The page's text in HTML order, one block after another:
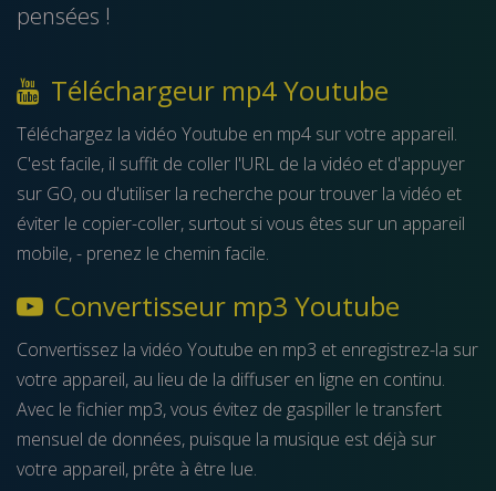
pensées !
Téléchargeur mp4 Youtube
Téléchargez la vidéo Youtube en mp4 sur votre appareil.
C'est facile, il suffit de coller l'URL de la vidéo et d'appuyer
sur GO, ou d'utiliser la recherche pour trouver la vidéo et
éviter le copier-coller, surtout si vous êtes sur un appareil
mobile, - prenez le chemin facile.
Convertisseur mp3 Youtube
Convertissez la vidéo Youtube en mp3 et enregistrez-la sur
votre appareil, au lieu de la diffuser en ligne en continu.
Avec le fichier mp3, vous évitez de gaspiller le transfert
mensuel de données, puisque la musique est déjà sur
votre appareil, prête à être lue.